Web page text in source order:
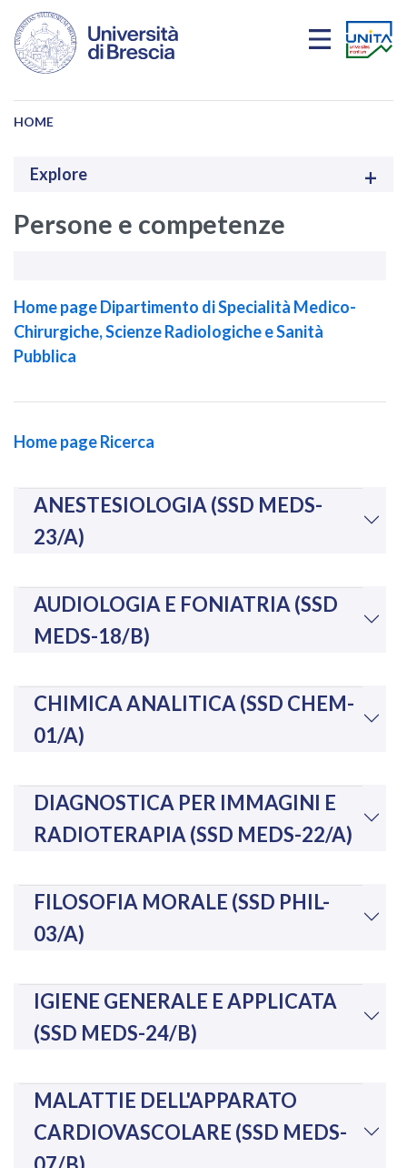
Skip to main content
HOME
Explore
Persone e competenze
Home page Dipartimento di Specialità Medico-
Chirurgiche, Scienze Radiologiche e Sanità
Pubblica
Home page Ricerca
ANESTESIOLOGIA (SSD MEDS-
23/A)
AUDIOLOGIA E FONIATRIA (SSD
MEDS-18/B)
CHIMICA ANALITICA (SSD CHEM-
01/A)
DIAGNOSTICA PER IMMAGINI E
RADIOTERAPIA (SSD MEDS-22/A)
FILOSOFIA MORALE (SSD PHIL-
03/A)
IGIENE GENERALE E APPLICATA
(SSD MEDS-24/B)
MALATTIE DELL'APPARATO
CARDIOVASCOLARE (SSD MEDS-